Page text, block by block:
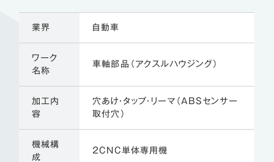
業界 自動車
ワーク
名称
車軸部品（アクスルハウジング）
加工内
容
穴あけ・タップ・リーマ（ABSセンサー
取付穴）
機械構
成
２CNC単体専用機